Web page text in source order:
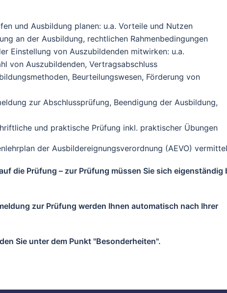
und Ausbildung planen: u.a. Vorteile und Nutzen
an der Ausbildung, rechtlichen Rahmenbedingungen
Einstellung von Auszubildenden mitwirken: u.a.
von Auszubildenden, Vertragsabschluss
Beurteilungswesen, Förderung von
zur Abschlussprüfung, Beendigung der Ausbildung,
und praktische Prüfung inkl. praktischer Übungen
der Ausbildereignungsverordnung (AEVO)
die Prüfung – zur Prüfung müssen Sie sich eigenständig
zur Prüfung werden Ihnen automatisch nach Ihrer
Sie unter dem Punkt "Besonderheiten".